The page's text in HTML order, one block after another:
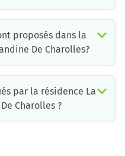
proposés dans la
De Charolles?
par la résidence La
Charolles ?